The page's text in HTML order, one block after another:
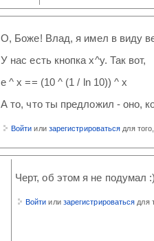
О, Боже! Влад, я имел в виду
У нас есть кнопка x^y. Так вот,
e ^ x == (10 ^ (1 / ln 10)) ^ x
А то, что ты предложил - оно,
Войти или зарегистрироваться для
Черт, об этом я не подумал :)
Войти или зарегистрироваться для